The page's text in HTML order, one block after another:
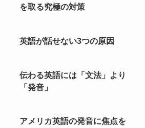
を取る究極の対策
英語が話せない3つの原因
伝わる英語には「文法」より
「発音」
アメリカ英語の発音に焦点を